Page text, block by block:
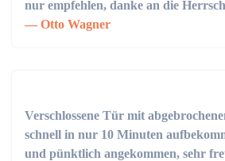
nur empfehlen, danke an die
Otto Wagner
Verschlossene Tür mit
schnell in nur 10 Minuten
und pünktlich angekommen, sehr